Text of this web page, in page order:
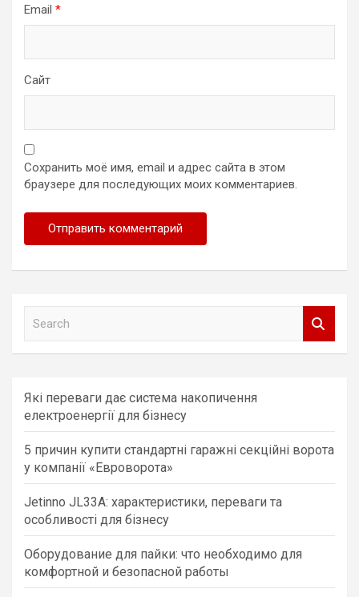
Email *
Сайт
Сохранить моё имя, email и адрес сайта в этом
браузере для последующих моих комментариев.
h
Які переваги дає система накопичення
електроенергії для бізнесу
5 причин купити стандартні гаражні секційні ворота
у компанії «Евроворота»
Jetinno JL33A: характеристики, переваги та
особливості для бізнесу
Оборудование для пайки: что необходимо для
комфортной и безопасной работы